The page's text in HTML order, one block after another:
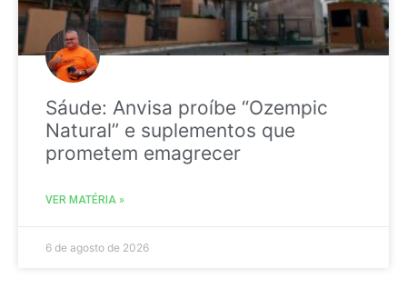
Sáude: Anvisa proíbe “Ozempic
Natural” e suplementos que
prometem emagrecer
VER MATÉRIA »
6 de agosto de 2026